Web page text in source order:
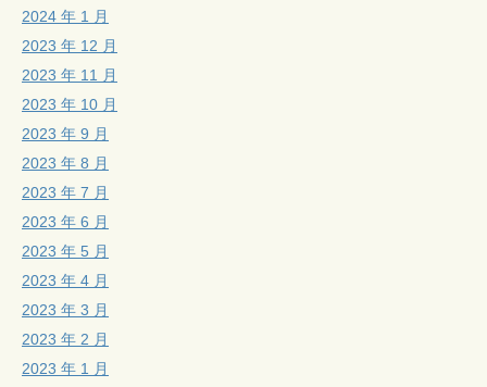
2024 年 1 月
2023 年 12 月
2023 年 11 月
2023 年 10 月
2023 年 9 月
2023 年 8 月
2023 年 7 月
2023 年 6 月
2023 年 5 月
2023 年 4 月
2023 年 3 月
2023 年 2 月
2023 年 1 月